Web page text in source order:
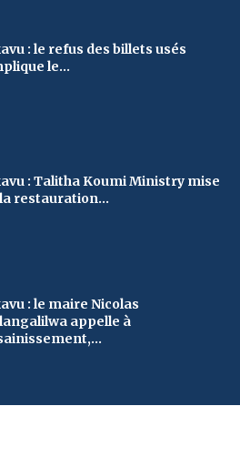
: le refus des billets usés
le...
: Talitha Koumi Ministry mise
restauration...
: le maire Nicolas
appelle à